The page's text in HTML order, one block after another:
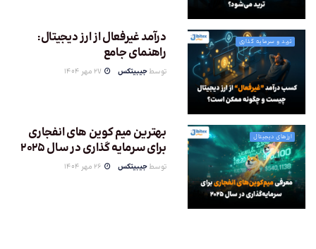
ترید و سرمایه گذاری
درآمد غیرفعال از ارز دیجیتال:
راهنمای جامع
توسط جیبیتکس
ارزهای دیجیتال
بهترین میم کوین های انفجاری
برای سرمایه گذاری در سال 2025
توسط جیبیتکس